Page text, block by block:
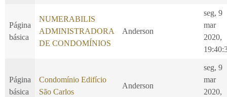
Página
básica
NUMERABILIS
ADMINISTRADORA
DE CONDOMÍNIOS
Anderson
seg, 9
mar
2020,
Página
básica
Condomínio Edifício
São Carlos
Anderson
seg, 9
mar
2020,